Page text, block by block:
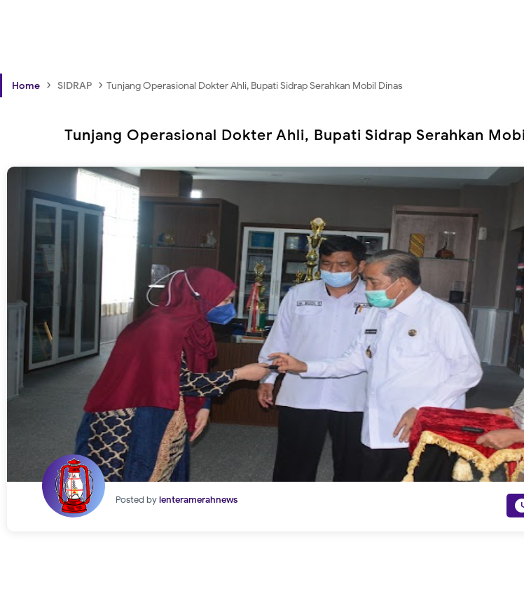
Home › SIDRAP › Tunjang Operasional Dokter Ahli, Bupati Sidrap Serahkan Mobil Dinas
Tunjang Operasional Dokter Ahli, Bupati Sidrap Serahkan
Posted bylenteramerahnews